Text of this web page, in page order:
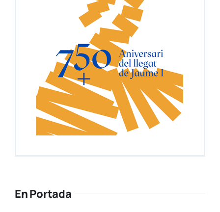
En Portada